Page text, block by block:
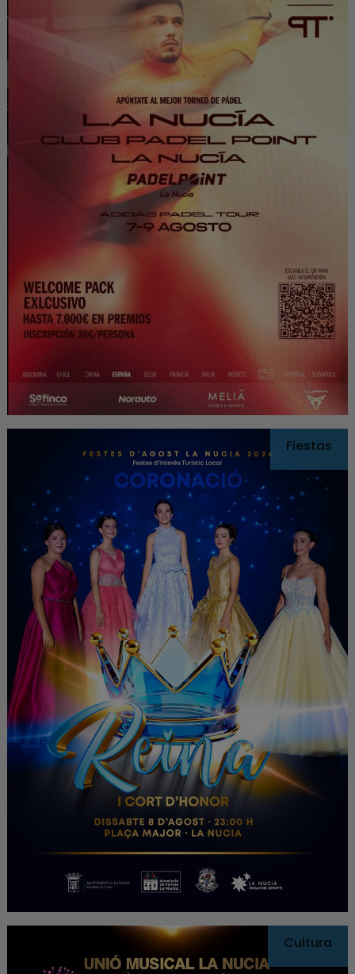
Fiestas
Cultura